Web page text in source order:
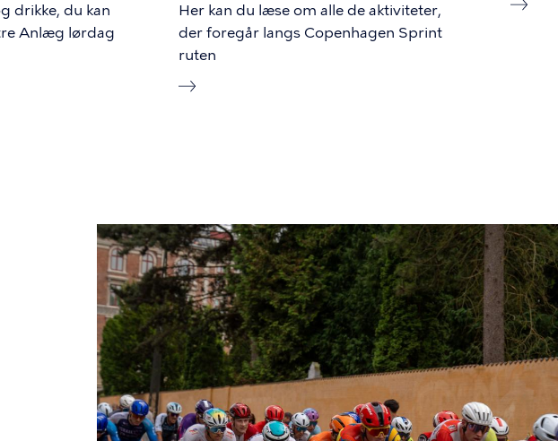
drikke, du kan
Anlæg lørdag
Her kan du læse om alle de aktiviteter,
der foregår langs Copenhagen Sprint
ruten